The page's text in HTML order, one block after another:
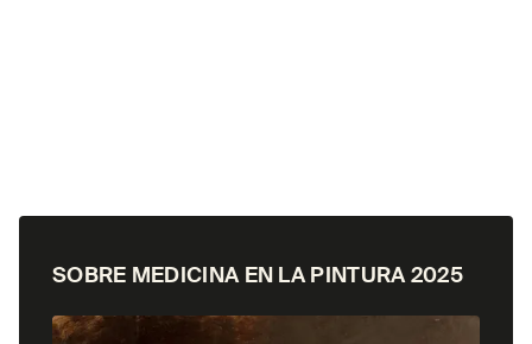
SOBRE MEDICINA EN LA PINTURA 2025